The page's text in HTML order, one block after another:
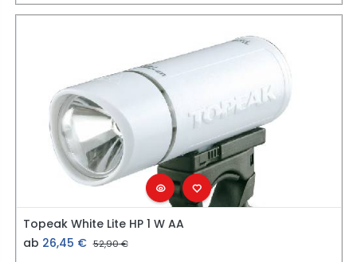
Topeak White Lite HP 1 W AA
ab 26,45 € 52,90€